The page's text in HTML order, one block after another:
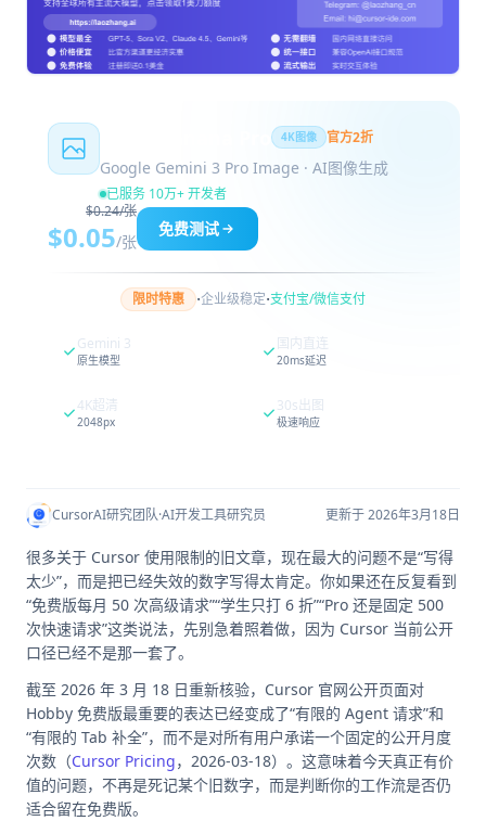
4K图像 官方2折
Google Gemini 3 Pro Image · AI图像生成
已服务 10万+ 开发者
$0.24/张
$0.05/张
免费测试
限时特惠 ·企业级稳定·支付宝/微信支付
Gemini 3
原生模型
国内直连
20ms延迟
4K超清
2048px
30s出图
极速响应
CursorAI研究团队·AI开发工具研究员 更新于 2026年3月18日
很多关于 Cursor 使用限制的旧文章，现在最大的问题不是“写得
太少”，而是把已经失效的数字写得太肯定。你如果还在反复看到
“免费版每月 50 次高级请求”“学生只打 6 折”“Pro 还是固定 500
次快速请求”这类说法，先别急着照着做，因为 Cursor 当前公开
口径已经不是那一套了。
截至 2026 年 3 月 18 日重新核验，Cursor 官网公开页面对
Hobby 免费版最重要的表达已经变成了“有限的 Agent 请求”和
“有限的 Tab 补全”，而不是对所有用户承诺一个固定的公开月度
次数（Cursor Pricing，2026-03-18）。这意味着今天真正有价
值的问题，不再是死记某个旧数字，而是判断你的工作流是否仍
适合留在免费版。